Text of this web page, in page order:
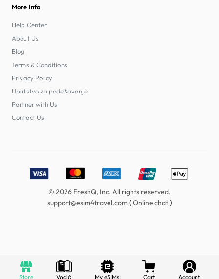
More Info
Help Center
About Us
Blog
Terms & Conditions
Privacy Policy
Uputstvo za podešavanje
Partner with Us
Contact Us
Accepted payment methods: Visa, MasterCard, American
© 2026 FreshQ, Inc. All rights reserved.
support@esim4travel.com( Online chat)
Store Vodič My eSIMs Cart Account